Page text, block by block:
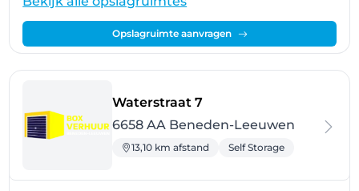
Opslagruimte aanvragen
Waterstraat 7- Beneden-Leeuwen
6658 AA Beneden-Leeuwen
13,10 km afstand Self Storage